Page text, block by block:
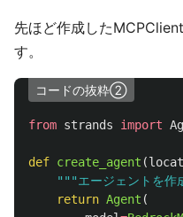
先ほど作成したMCPClient
す。
コードの抜粋②
from strands import
def create_agent (
"""エージェントを作
return Agent (